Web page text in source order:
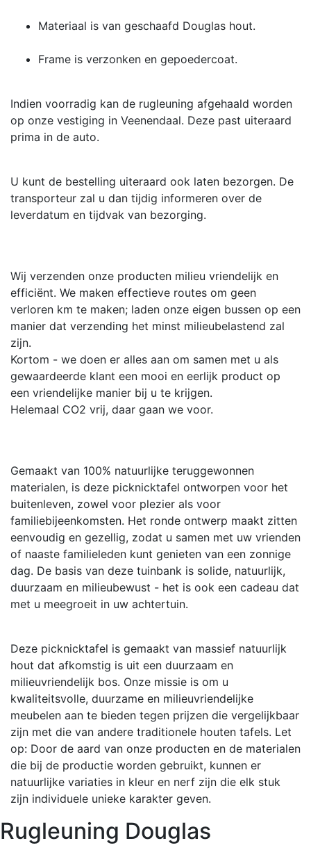
Materiaal is van geschaafd Douglas hout.
Frame is verzonken en gepoedercoat.
Indien voorradig kan de rugleuning afgehaald worden
op onze vestiging in Veenendaal. Deze past uiteraard
prima in de auto.
U kunt de bestelling uiteraard ook laten bezorgen. De
transporteur zal u dan tijdig informeren over de
leverdatum en tijdvak van bezorging.
Wij verzenden onze producten milieu vriendelijk en
efficiënt. We maken effectieve routes om geen
verloren km te maken; laden onze eigen bussen op een
manier dat verzending het minst milieubelastend zal
zijn.
Kortom - we doen er alles aan om samen met u als
gewaardeerde klant een mooi en eerlijk product op
een vriendelijke manier bij u te krijgen.
Helemaal CO2 vrij, daar gaan we voor.
Gemaakt van 100% natuurlijke teruggewonnen
materialen, is deze picknicktafel ontworpen voor het
buitenleven, zowel voor plezier als voor
familiebijeenkomsten. Het ronde ontwerp maakt zitten
eenvoudig en gezellig, zodat u samen met uw vrienden
of naaste familieleden kunt genieten van een zonnige
dag. De basis van deze tuinbank is solide, natuurlijk,
duurzaam en milieubewust - het is ook een cadeau dat
met u meegroeit in uw achtertuin.
Deze picknicktafel is gemaakt van massief natuurlijk
hout dat afkomstig is uit een duurzaam en
milieuvriendelijk bos. Onze missie is om u
kwaliteitsvolle, duurzame en milieuvriendelijke
meubelen aan te bieden tegen prijzen die vergelijkbaar
zijn met die van andere traditionele houten tafels. Let
op: Door de aard van onze producten en de materialen
die bij de productie worden gebruikt, kunnen er
natuurlijke variaties in kleur en nerf zijn die elk stuk
zijn individuele unieke karakter geven.
Rugleuning Douglas